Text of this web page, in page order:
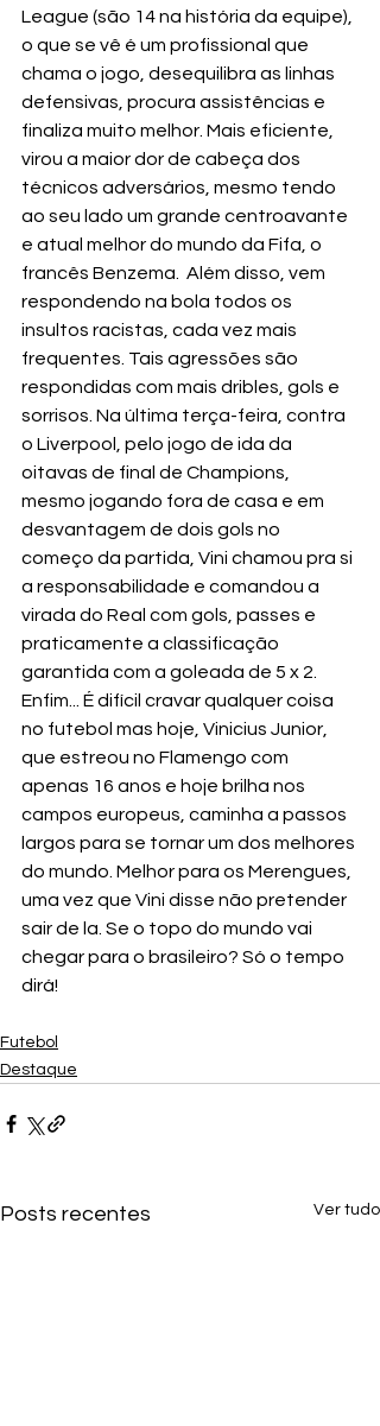
League (são 14 na história da equipe),
o que se vê é um profissional que
chama o jogo, desequilibra as linhas
defensivas, procura assistências e
finaliza muito melhor. Mais eficiente,
virou a maior dor de cabeça dos
técnicos adversários, mesmo tendo
ao seu lado um grande centroavante
e atual melhor do mundo da Fifa, o
francês Benzema.  Além disso, vem
respondendo na bola todos os
insultos racistas, cada vez mais
frequentes. Tais agressões são
respondidas com mais dribles, gols e
sorrisos. Na última terça-feira, contra
o Liverpool, pelo jogo de ida da
oitavas de final de Champions,
mesmo jogando fora de casa e em
desvantagem de dois gols no
começo da partida, Vini chamou pra si
a responsabilidade e comandou a
virada do Real com gols, passes e
praticamente a classificação
garantida com a goleada de 5 x 2.
Enfim... É difícil cravar qualquer coisa
no futebol mas hoje, Vinicius Junior,
que estreou no Flamengo com
apenas 16 anos e hoje brilha nos
campos europeus, caminha a passos
largos para se tornar um dos melhores
do mundo. Melhor para os Merengues,
uma vez que Vini disse não pretender
sair de la. Se o topo do mundo vai
chegar para o brasileiro? Só o tempo
dirá!
Futebol
Destaque
Posts recentes Ver tudo